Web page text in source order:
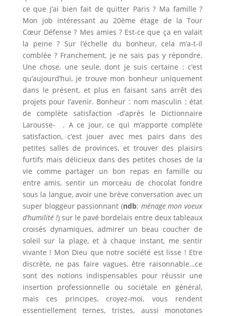
ce que j’ai bien fait de quitter Paris ? Ma famille ?
Mon job intéressant au 20ème étage de la Tour
Cœur Défense ? Mes amies ? Est-ce que ça en valait
la peine ? Sur l’échelle du bonheur, cela m’a-t-il
comblée ? Franchement, je ne sais pas y répondre.
Une chose, une seule, dont je suis certaine : c’est
qu’aujourd’hui, je trouve mon bonheur uniquement
dans le présent, et plus en faisant sans arrêt des
projets pour l’avenir. Bonheur : nom masculin ; état
de complète satisfaction -d’après le Dictionnaire
Larousse- . A ce jour, ce qui m’apporte complète
satisfaction, c’est jouer avec mes pairs dans des
petites salles de provinces, et trouver des plaisirs
furtifs mais délicieux dans des petites choses de la
vie comme partager un bon repas en famille ou
entre amis, sentir un morceau de chocolat fondre
sous la langue, avoir une brève conversation avec un
super bloggeur passionnant (ndb: ménage mon voeux
d’humilité !) sur le pavé bordelais entre deux tableaux
croisés dynamiques, admirer un beau coucher de
soleil sur la plage, et à chaque instant, me sentir
vivante ! Mon Dieu que notre société est lisse ! Etre
discrète, ne pas faire vagues, être raisonnable…ce
sont des notions indispensables pour réussir une
insertion professionnelle ou sociétale en général,
mais ces principes, croyez-moi, vous rendent
essentiellement ternes, tristes, aussi monotones